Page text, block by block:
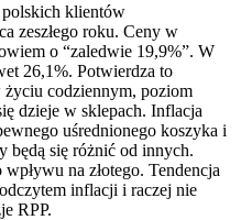
polskich klientów
zeszłego roku. Ceny w
o “zaledwie 19,9%”. W
26,1%. Potwierdza to
życiu codziennym, poziom
dzieje w sklepach. Inflacja
uśrednionego koszyka i
będą się różnić od innych.
na złotego. Tendencja
inflacji i raczej nie
RPP.